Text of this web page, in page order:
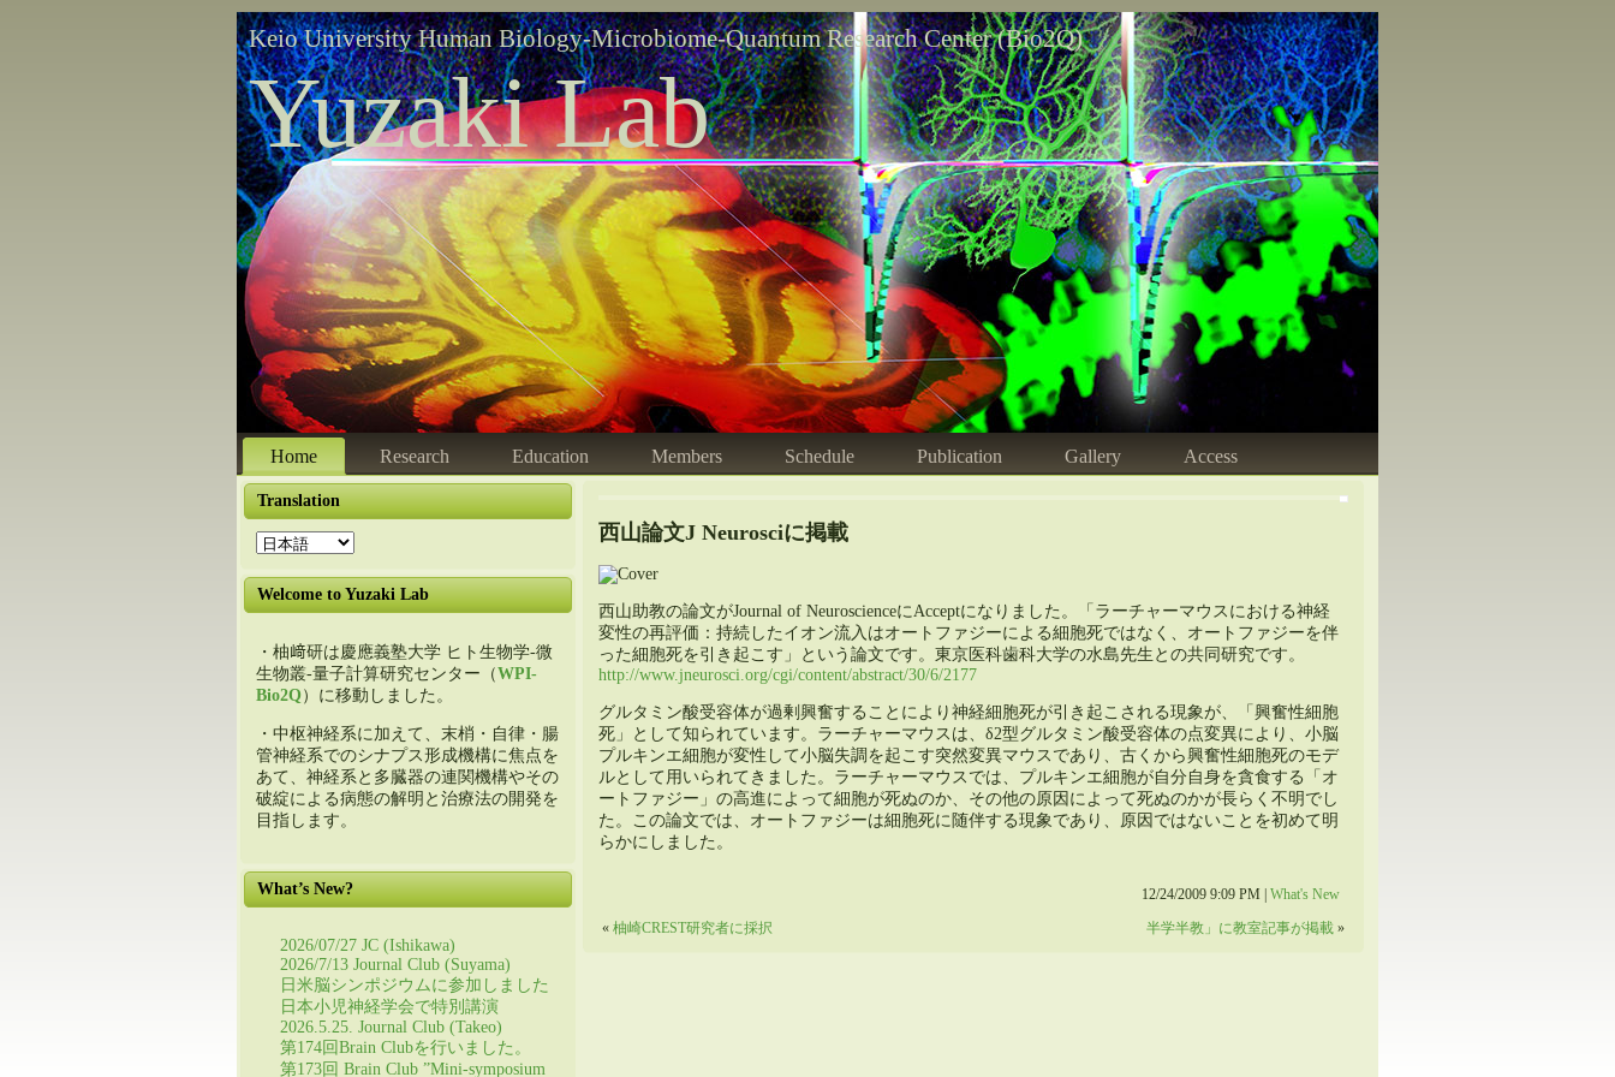
Keio University Human Biology-Microbiome-Quantum Research Center (Bio2Q)
Yuzaki Lab
Home Research Education Members Schedule Publication Gallery Access
Translation
Welcome to Yuzaki Lab
・柚﨑研は慶應義塾大学 ヒト生物学-微
生物叢-量子計算研究センター（WPI-
Bio2Q）に移動しました。
・中枢神経系に加えて、末梢・自律・腸
管神経系でのシナプス形成機構に焦点を
あて、神経系と多臓器の連関機構やその
破綻による病態の解明と治療法の開発を
目指します。
What’s New?
2026/07/27 JC (Ishikawa)
2026/7/13 Journal Club (Suyama)
日米脳シンポジウムに参加しました
日本小児神経学会で特別講演
2026.5.25. Journal Club (Takeo)
第174回Brain Clubを行いました。
第173回 Brain Club ”Mini-symposium
西山論文J Neurosciに掲載
西山助教の論文がJournal of NeuroscienceにAcceptになりました。「ラーチャーマウスにおける神経
変性の再評価：持続したイオン流入はオートファジーによる細胞死ではなく、オートファジーを伴
った細胞死を引き起こす」という論文です。東京医科歯科大学の水島先生との共同研究です。
http://www.jneurosci.org/cgi/content/abstract/30/6/2177
グルタミン酸受容体が過剰興奮することにより神経細胞死が引き起こされる現象が、「興奮性細胞
死」として知られています。ラーチャーマウスは、δ2型グルタミン酸受容体の点変異により、小脳
プルキンエ細胞が変性して小脳失調を起こす突然変異マウスであり、古くから興奮性細胞死のモデ
ルとして用いられてきました。ラーチャーマウスでは、プルキンエ細胞が自分自身を貪食する「オ
ートファジー」の高進によって細胞が死ぬのか、その他の原因によって死ぬのかが長らく不明でし
た。この論文では、オートファジーは細胞死に随伴する現象であり、原因ではないことを初めて明
らかにしました。
12/24/2009 9:09 PM |What's New
« 柚崎CREST研究者に採択 半学半教」に教室記事が掲載»